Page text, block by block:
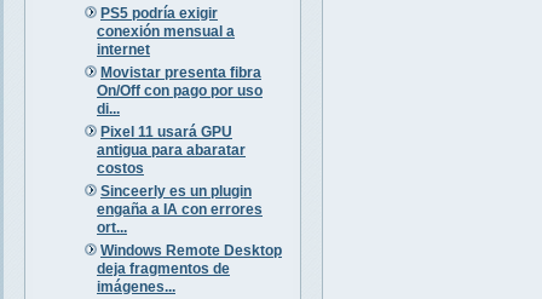
PS5 podría exigir
conexión mensual a
internet
Movistar presenta fibra
On/Off con pago por uso
di...
Pixel 11 usará GPU
antigua para abaratar
costos
Sinceerly es un plugin
engaña a IA con errores
ort...
Windows Remote Desktop
deja fragmentos de
imágenes...